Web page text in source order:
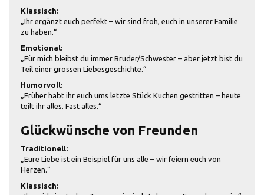
Klassisch:
„Ihr ergänzt euch perfekt – wir sind froh, euch in unserer Familie
zu haben.“
Emotional:
„Für mich bleibst du immer Bruder/Schwester – aber jetzt bist du
Teil einer grossen Liebesgeschichte.“
Humorvoll:
„Früher habt ihr euch ums letzte Stück Kuchen gestritten – heute
teilt ihr alles. Fast alles.“
Glückwünsche von Freunden
Traditionell:
„Eure Liebe ist ein Beispiel für uns alle – wir feiern euch von
Herzen.“
Klassisch: